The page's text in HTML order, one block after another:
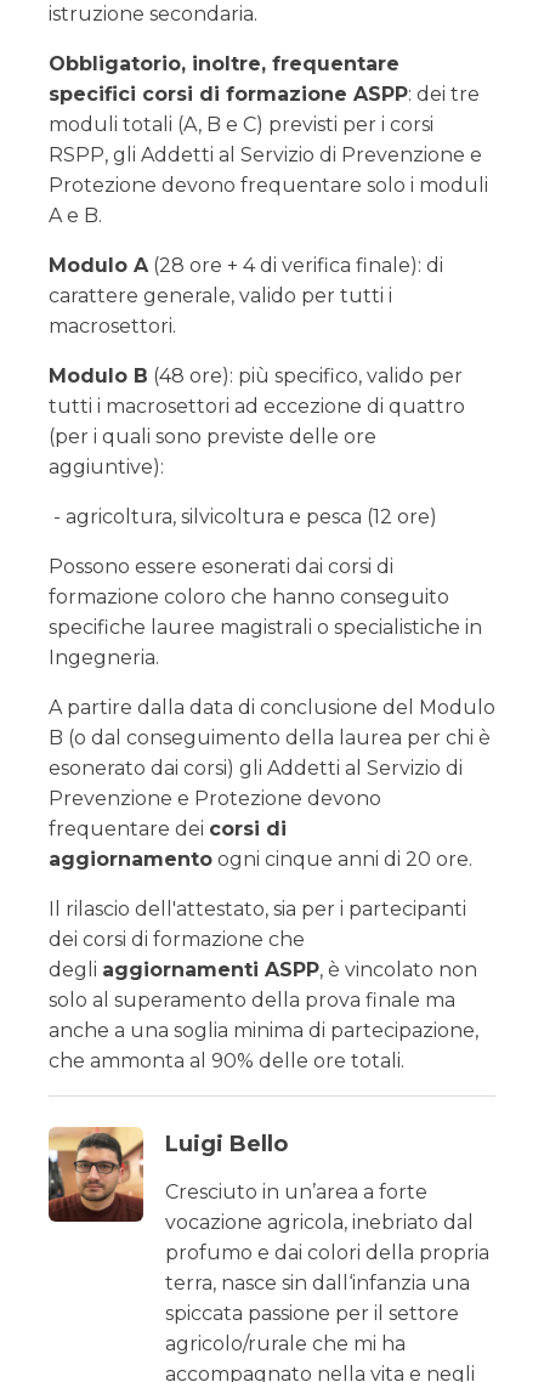
istruzione secondaria.
Obbligatorio, inoltre, frequentare
specifici corsi di formazione ASPP: dei tre
moduli totali (A, B e C) previsti per i corsi
RSPP, gli Addetti al Servizio di Prevenzione e
Protezione devono frequentare solo i moduli
A e B.
Modulo A (28 ore + 4 di verifica finale): di
carattere generale, valido per tutti i
macrosettori.
Modulo B (48 ore): più specifico, valido per
tutti i macrosettori ad eccezione di quattro
(per i quali sono previste delle ore
aggiuntive):
- agricoltura, silvicoltura e pesca (12 ore)
Possono essere esonerati dai corsi di
formazione coloro che hanno conseguito
specifiche lauree magistrali o specialistiche in
Ingegneria.
A partire dalla data di conclusione del Modulo
B (o dal conseguimento della laurea per chi è
esonerato dai corsi) gli Addetti al Servizio di
Prevenzione e Protezione devono
frequentare dei corsi di
aggiornamento ogni cinque anni di 20 ore.
Il rilascio dell'attestato, sia per i partecipanti
dei corsi di formazione che
degli aggiornamenti ASPP, è vincolato non
solo al superamento della prova finale ma
anche a una soglia minima di partecipazione,
che ammonta al 90% delle ore totali.
Luigi Bello
Cresciuto in un’area a forte
vocazione agricola, inebriato dal
profumo e dai colori della propria
terra, nasce sin dall‘infanzia una
spiccata passione per il settore
agricolo/rurale che mi ha
accompagnato nella vita e negli